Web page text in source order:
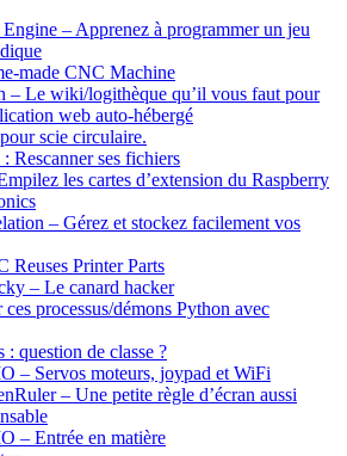
– Apprenez à programmer un jeu
made CNC Machine
– Le wiki/logithèque qu’il vous faut pour
web auto-hébergé
scie circulaire.
Rescanner ses fichiers
les cartes d’extension du Raspberry
– Gérez et stockez facilement vos
Reuses Printer Parts
– Le canard hacker
processus/démons Python avec
: question de classe ?
– Servos moteurs, joypad et WiFi
– Une petite règle d’écran aussi
– Entrée en matière